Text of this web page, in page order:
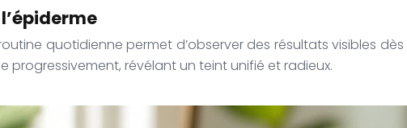
quotidienne permet d’observer des résultats visibles
progressivement, révélant un teint unifié et radieux.